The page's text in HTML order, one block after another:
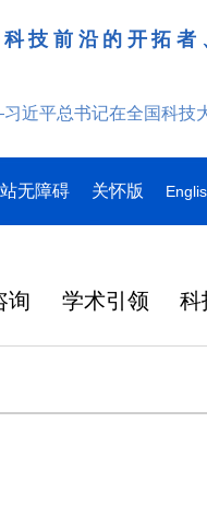
技前沿的开拓
近平总书记在全国科技
无障碍 关怀版
询 学术引领 科